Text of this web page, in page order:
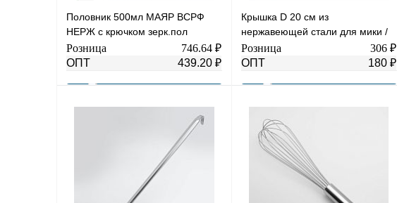
Половник 500мл МАЯР ВСРФ
НЕРЖ с крючком зерк.пол
47*14*2 YK-0902-200-500
Розница
746.64 ₽
ОПТ
439.20 ₽
В корзину
К сравнению
наличии
Крышка D 20 см из
нержавеющей стали для мики /
котла/сковороды с ручкой
пластик
Розница
306 ₽
ОПТ
180 ₽
Купить в 1 клик
В избранное
наличии